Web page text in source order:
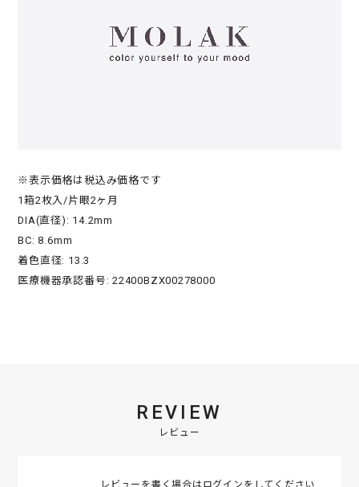
※表示価格は税込み価格です
1箱2枚入/片眼2ヶ月
DIA(直径): 14.2mm
BC: 8.6mm
着色直径: 13.3
医療機器承認番号: 22400BZX00278000
REVIEW
レビュー
レビューを書く場合はログイン をしてください